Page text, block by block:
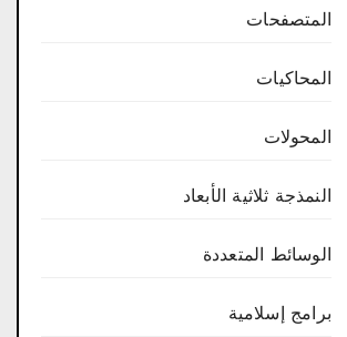
المتصفحات
المحاكيات
المحولات
النمذجة ثلاثية الأبعاد
الوسائط المتعددة
برامج إسلامية